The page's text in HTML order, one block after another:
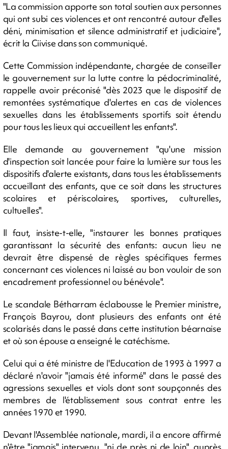
"La commission apporte son total soutien aux personnes
qui ont subi ces violences et ont rencontré autour d'elles
déni, minimisation et silence administratif et judiciaire",
écrit la Ciivise dans son communiqué.
Cette Commission indépendante, chargée de conseiller
le gouvernement sur la lutte contre la pédocriminalité,
rappelle avoir préconisé "dès 2023 que le dispositif de
remontées systématique d'alertes en cas de violences
sexuelles dans les établissements sportifs soit étendu
pour tous les lieux qui accueillent les enfants".
Elle demande au gouvernement "qu'une mission
d'inspection soit lancée pour faire la lumière sur tous les
dispositifs d'alerte existants, dans tous les établissements
accueillant des enfants, que ce soit dans les structures
scolaires et périscolaires, sportives, culturelles,
cultuelles".
Il faut, insiste-t-elle, "instaurer les bonnes pratiques
garantissant la sécurité des enfants: aucun lieu ne
devrait être dispensé de règles spécifiques fermes
concernant ces violences ni laissé au bon vouloir de son
encadrement professionnel ou bénévole".
Le scandale Bétharram éclabousse le Premier ministre,
François Bayrou, dont plusieurs des enfants ont été
scolarisés dans le passé dans cette institution béarnaise
et où son épouse a enseigné le catéchisme.
Celui qui a été ministre de l'Education de 1993 à 1997 a
déclaré n'avoir "jamais été informé" dans le passé des
agressions sexuelles et viols dont sont soupçonnés des
membres de l'établissement sous contrat entre les
années 1970 et 1990.
Devant l'Assemblée nationale, mardi, il a encore affirmé